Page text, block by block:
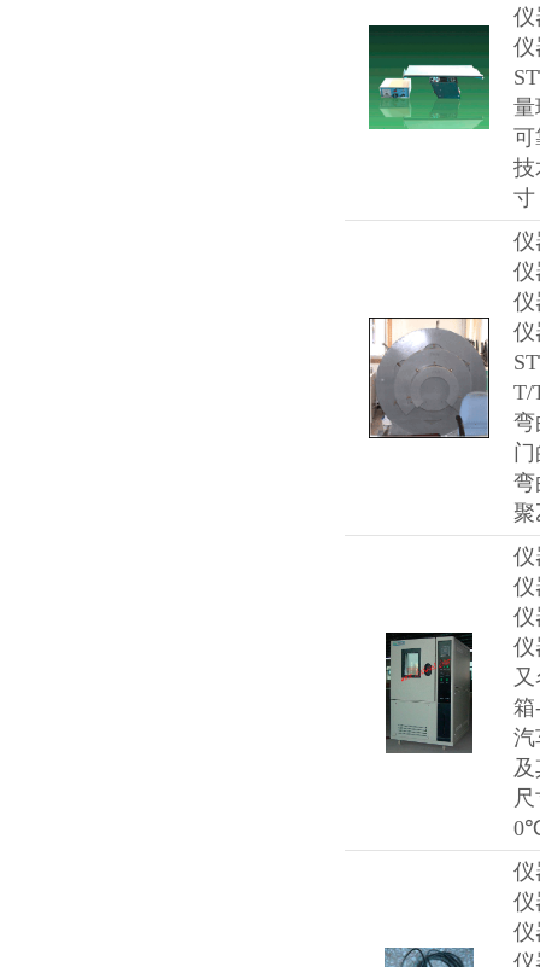
仪
仪
量
可
技
寸
仪
仪
仪
仪
T/
弯
弯
聚
仪
仪
仪
仪
箱
汽
仪
仪
仪
仪